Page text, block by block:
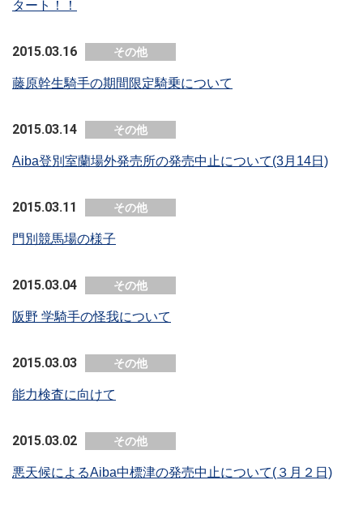
タート！！
2015.03.16 その他
藤原幹生騎手の期間限定騎乗について
2015.03.14 その他
Aiba登別室蘭場外発売所の発売中止について(3月14日)
2015.03.11 その他
門別競馬場の様子
2015.03.04 その他
阪野 学騎手の怪我について
2015.03.03 その他
能力検査に向けて
2015.03.02 その他
悪天候によるAiba中標津の発売中止について(３月２日)